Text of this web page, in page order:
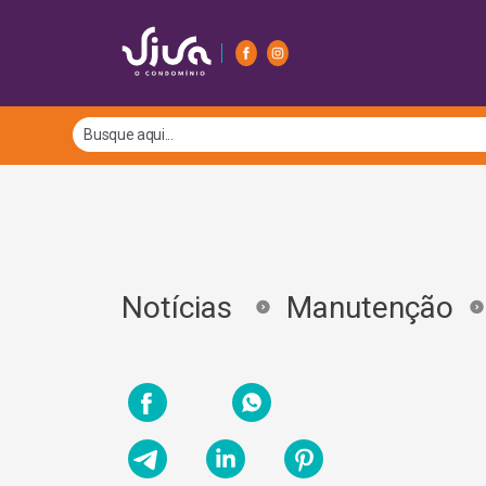
Notícias Manutenção